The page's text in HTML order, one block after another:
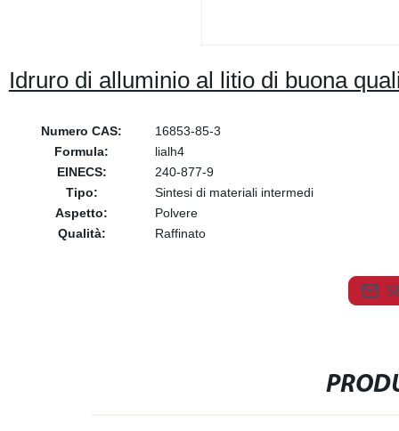
Idruro di alluminio al litio di buona
Numero CAS:
16853-85-3
Formula:
lialh4
EINECS:
240-877-9
Tipo:
Sintesi di materiali intermedi
Aspetto:
Polvere
Qualità:
Raffinato